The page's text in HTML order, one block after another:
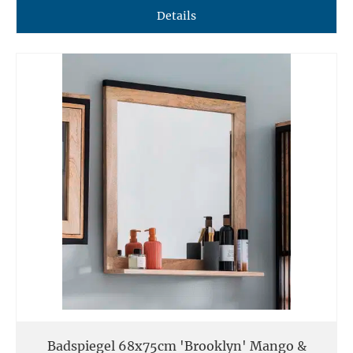
Details
Badspiegel 68x75cm 'Brooklyn' Mango &